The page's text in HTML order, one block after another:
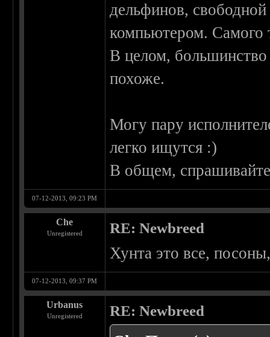
дельфинов,
компьютером. Самого
В целом,
похоже.
Могу пару
легко ищутся :)
В общем,
07-12-2013, 09:23 PM
Che
Unregistered RE: Newbreed
Хунта это все,
07-12-2013, 09:37 PM
Urbanus
Unregistered RE: Newbreed